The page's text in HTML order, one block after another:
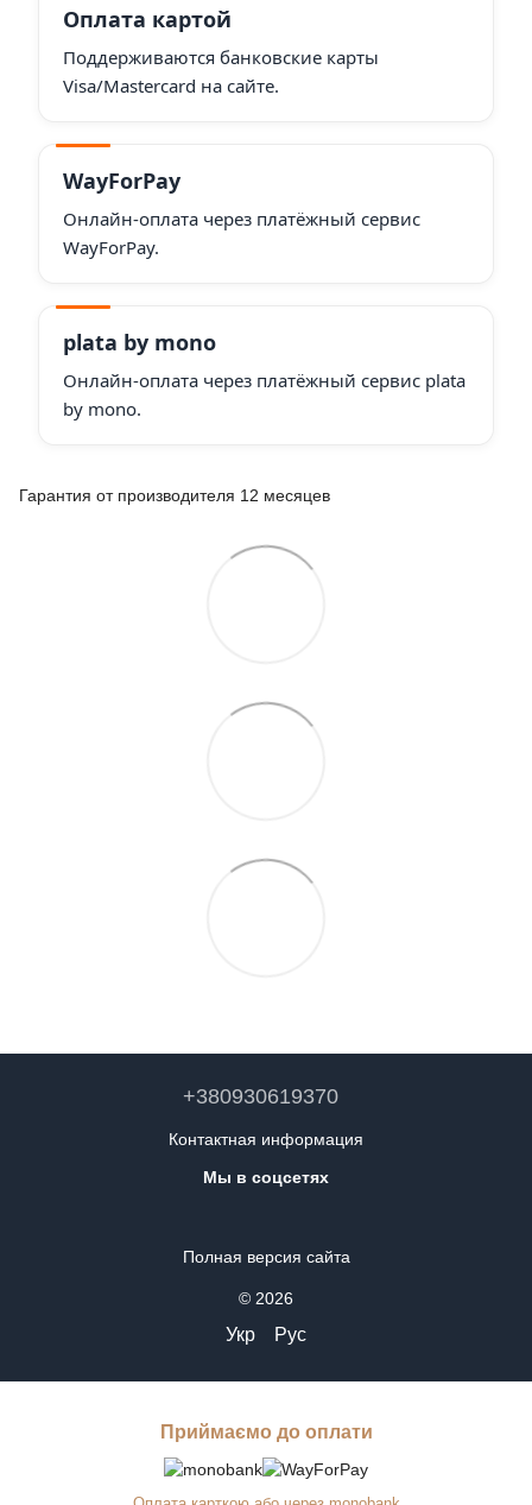
Оплата картой
Поддерживаются банковские карты
Visa/Mastercard на сайте.
WayForPay
Онлайн-оплата через платёжный сервис
WayForPay.
plata by mono
Онлайн-оплата через платёжный сервис plata
by mono.
Гарантия от производителя 12 месяцев
+380930619370
Контактная информация
Мы в соцсетях
Полная версия сайта
© 2026
Укр Рус
Приймаємо до оплати